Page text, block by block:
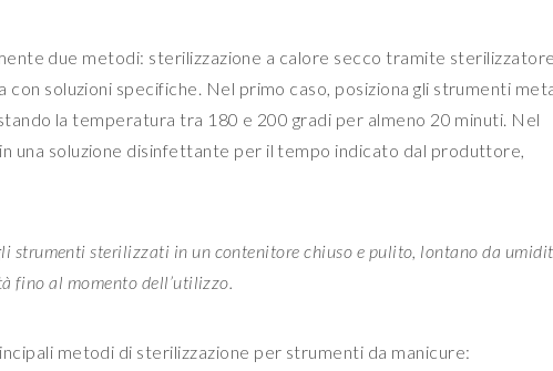
due metodi: sterilizzazione a calore secco tramite sterilizzatore
soluzioni specifiche. Nel primo caso, posiziona gli strumenti
la temperatura tra 180 e 200 gradi per almeno 20 minuti. Nel
una soluzione disinfettante per il tempo indicato dal produttore,
strumenti sterilizzati in un contenitore chiuso e pulito, lontano da
fino al momento dell’utilizzo.
metodi di sterilizzazione per strumenti da manicure: